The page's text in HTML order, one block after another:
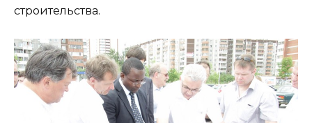
строительства.